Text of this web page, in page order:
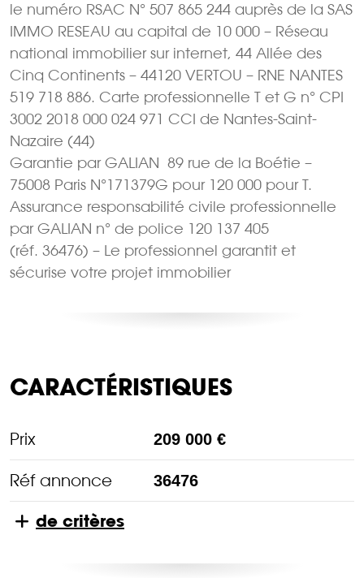
le numéro RSAC N° 507 865 244 auprès de la SAS
IMMO RESEAU au capital de 10 000 – Réseau
national immobilier sur internet, 44 Allée des
Cinq Continents – 44120 VERTOU – RNE NANTES
519 718 886. Carte professionnelle T et G n° CPI
3002 2018 000 024 971 CCI de Nantes-Saint-
Nazaire (44)
Garantie par GALIAN  89 rue de la Boétie –
75008 Paris N°171379G pour 120 000 pour T.
Assurance responsabilité civile professionnelle
par GALIAN n° de police 120 137 405
(réf. 36476) – Le professionnel garantit et
sécurise votre projet immobilier
CARACTÉRISTIQUES
Prix 209 000 €
Réf annonce 36476
de critères